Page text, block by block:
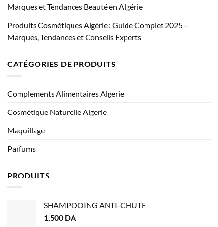
Marques et Tendances Beauté en Algérie
Produits Cosmétiques Algérie : Guide Complet 2025 –
Marques, Tendances et Conseils Experts
CATÉGORIES DE PRODUITS
Complements Alimentaires Algerie
Cosmétique Naturelle Algerie
Maquillage
Parfums
PRODUITS
SHAMPOOING ANTI-CHUTE
1,500 DA